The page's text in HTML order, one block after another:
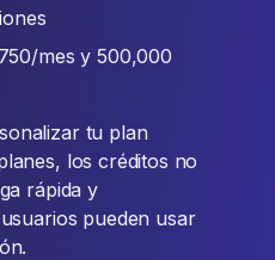
mes y 500,000
tu plan
los créditos no
rápida y
pueden usar